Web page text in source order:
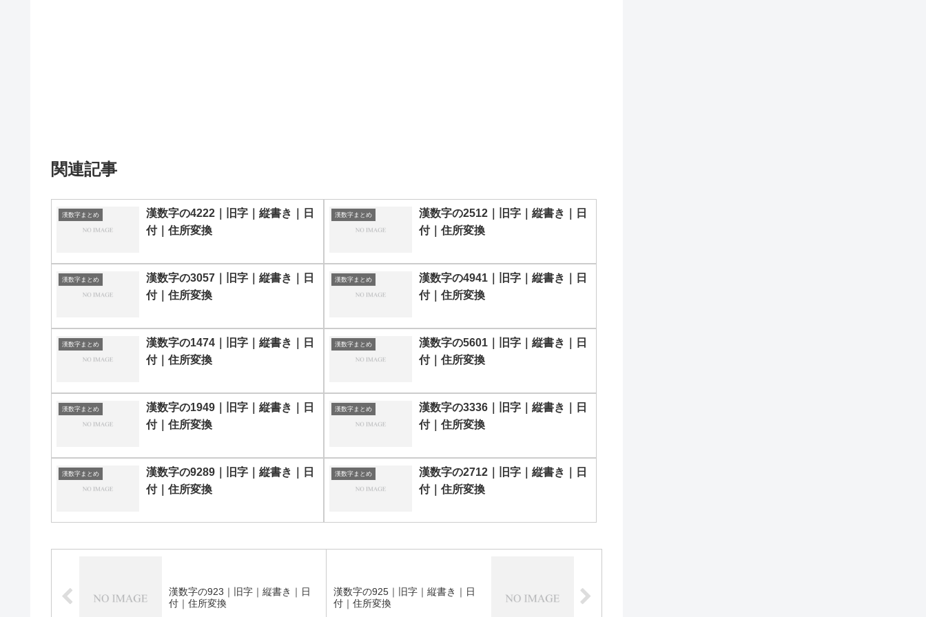
関連記事
漢数字まとめ
漢数字の4222｜旧字｜縦書き｜日
付｜住所変換
漢数字まとめ
漢数字の2512｜旧字｜縦書き｜日
付｜住所変換
漢数字まとめ
漢数字の3057｜旧字｜縦書き｜日
付｜住所変換
漢数字まとめ
漢数字の4941｜旧字｜縦書き｜日
付｜住所変換
漢数字まとめ
漢数字の1474｜旧字｜縦書き｜日
付｜住所変換
漢数字まとめ
漢数字の5601｜旧字｜縦書き｜日
付｜住所変換
漢数字まとめ
漢数字の1949｜旧字｜縦書き｜日
付｜住所変換
漢数字まとめ
漢数字の3336｜旧字｜縦書き｜日
付｜住所変換
漢数字まとめ
漢数字の9289｜旧字｜縦書き｜日
付｜住所変換
漢数字まとめ
漢数字の2712｜旧字｜縦書き｜日
付｜住所変換
漢数字の923｜旧字｜縦書き｜日
付｜住所変換
漢数字の925｜旧字｜縦書き｜日
付｜住所変換